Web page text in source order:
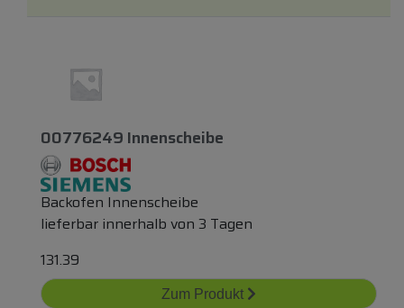
00776249 Innenscheibe
Backofen Innenscheibe
lieferbar innerhalb von 3 Tagen
131.39
Zum Produkt